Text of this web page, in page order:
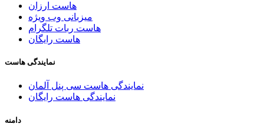
هاست ارزان
میزبانی وب ویژه
هاست ربات تلگرام
هاست رایگان
نمایندگی هاست
نمایندگی هاست سی پنل آلمان
نمایندگی هاست رایگان
دامنه